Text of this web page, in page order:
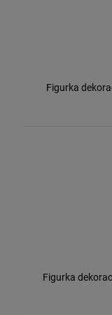
Figurka
Figurka